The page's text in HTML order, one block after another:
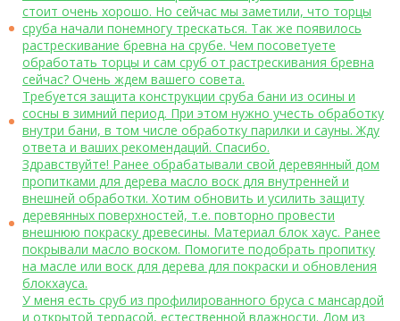
стоит очень хорошо. Но сейчас мы заметили, что торцы
сруба начали понемногу трескаться. Так же появилось
растрескивание бревна на срубе. Чем посоветуете
обработать торцы и сам сруб от растрескивания бревна
сейчас? Очень ждем вашего совета.
Требуется защита конструкции сруба бани из осины и
сосны в зимний период. При этом нужно учесть обработку
внутри бани, в том числе обработку парилки и сауны. Жду
ответа и ваших рекомендаций. Спасибо.
Здравствуйте! Ранее обрабатывали свой деревянный дом
пропитками для дерева масло воск для внутренней и
внешней обработки. Хотим обновить и усилить защиту
деревянных поверхностей, т.е. повторно провести
внешнюю покраску древесины. Материал блок хаус. Ранее
покрывали масло воском. Помогите подобрать пропитку
на масле или воск для дерева для покраски и обновления
блокхауса.
У меня есть сруб из профилированного бруса с мансардой
и открытой террасой, естественной влажности. Дом из